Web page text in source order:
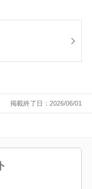
掲載終了日：2026/06/01